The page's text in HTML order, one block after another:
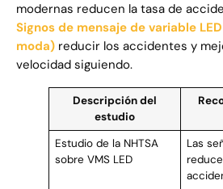
modernas reducen la tasa de
Signos de mensaje de variable
moda) reducir los accidentes y
velocidad siguiendo.
Descripción del
estudio
Estudio de la NHTSA
sobre VMS LED
Las